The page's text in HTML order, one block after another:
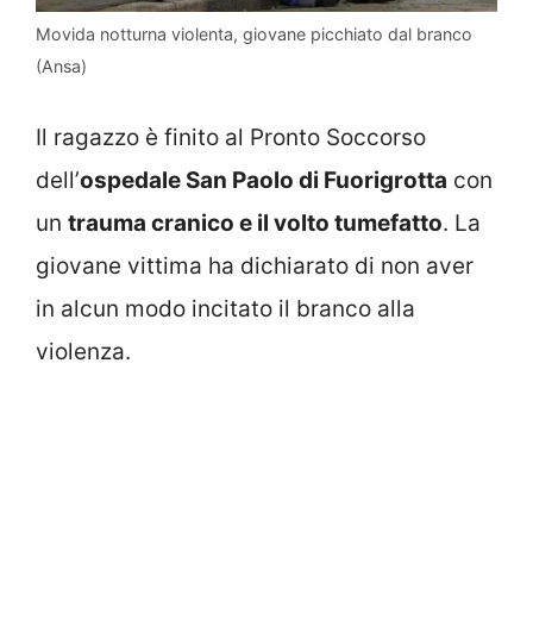
Movida notturna violenta, giovane picchiato dal branco
(Ansa)
Il ragazzo è finito al Pronto Soccorso
dell’ospedale San Paolo di Fuorigrotta con
un trauma cranico e il volto tumefatto. La
giovane vittima ha dichiarato di non aver
in alcun modo incitato il branco alla
violenza.